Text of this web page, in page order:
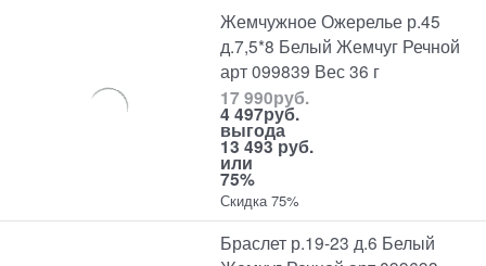
Жемчужное Ожерелье р.45
д.7,5*8 Белый Жемчуг Речной
арт 099839 Вес 36 г
17 990руб.
4 497руб.
выгода
13 493 руб.
или
75%
Скидка 75%
Браслет р.19-23 д.6 Белый